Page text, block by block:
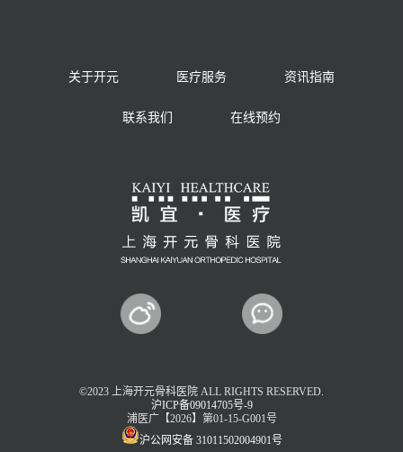
关于开元 医疗服务 资讯指南
联系我们 在线预约
©2023 上海开元骨科医院 ALL RIGHTS RESERVED.
沪ICP备09014705号-9
浦医广【2026】第01-15-G001号
沪公网安备 31011502004901号